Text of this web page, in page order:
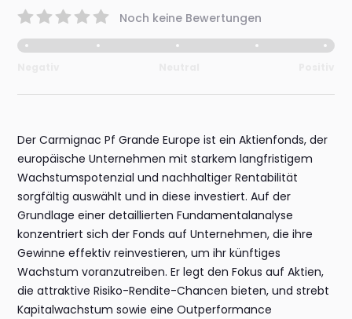
Noch keine Bewertungen
Der Carmignac Pf Grande Europe ist ein Aktienfonds, der
europäische Unternehmen mit starkem langfristigem
Wachstumspotenzial und nachhaltiger Rentabilität
sorgfältig auswählt und in diese investiert. Auf der
Grundlage einer detaillierten Fundamentalanalyse
konzentriert sich der Fonds auf Unternehmen, die ihre
Gewinne effektiv reinvestieren, um ihr künftiges
Wachstum voranzutreiben. Er legt den Fokus auf Aktien,
die attraktive Risiko-Rendite-Chancen bieten, und strebt
Kapitalwachstum sowie eine Outperformance